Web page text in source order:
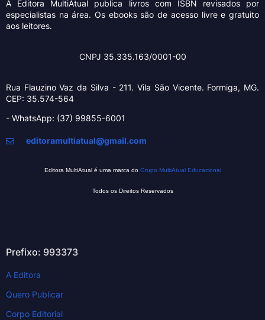
A Editora MultiAtual publica livros com ISBN revisados por
especialistas na área. Os ebooks são de acesso livre e gratuito
aos leitores.
CNPJ 35.335.163/0001-00
Rua Flauzino Vaz da Silva - 211.Vila São Vicente. Formiga, MG.
CEP: 35.574-564
- WhatsApp: (37) 99855-6001
editoramultiatual@gmail.com
Editora MultiAtual é uma marca do Grupo MultiAtual Educacional
Todos os Direitos Reservados
Prefixo: 993373
A Editora
Quero Publicar
Corpo Editorial